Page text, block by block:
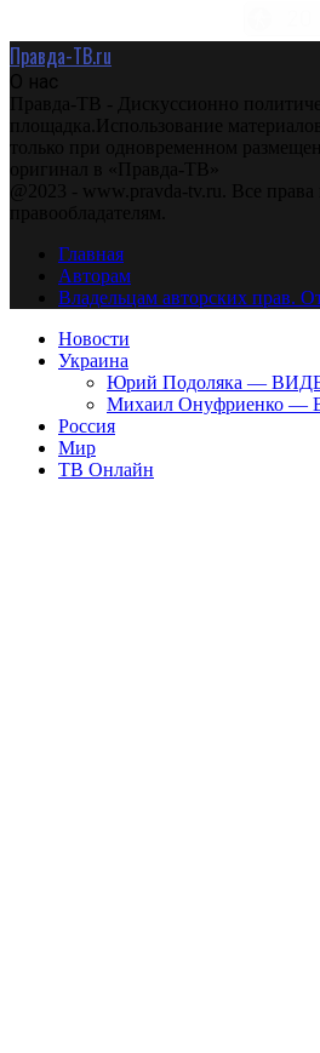
Правда-ТВ.ru
О нас
Правда-ТВ - Дискуссионно
площадка.Использование
только при одновременном
оригинал в «Правда-ТВ»
@2023 - www.pravda-tv.ru. Все права
правообладателям.
Главная
Авторам
Владельцам авторских прав.
Новости
Украина
Юрий Подоляка —
Михаил Онуфриенко —
Россия
Мир
ТВ Онлайн